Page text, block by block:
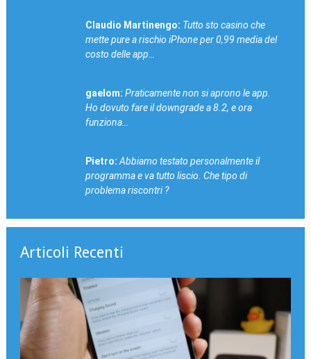
Claudio Martinengo: Tutto sto casino che
mette pure a rischio iPhone per 0,99 media del
costo delle app…
gaelom: Praticamente non si aprono le app.
Ho dovuto fare il downgrade a 8.2, e ora
funziona…
Pietro: Abbiamo testato personalmente il
programma e va tutto liscio. Che tipo di
problema riscontri ?
Articoli Recenti